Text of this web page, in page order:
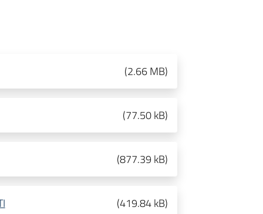
(2.66 MB)
(77.50 kB)
(877.39 kB)
(419.84 kB)